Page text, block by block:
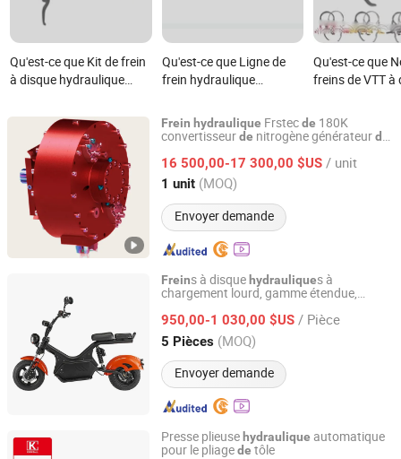
Qu'est-ce que Kit de frein
à disque hydraulique
avec 800mm tuyau de
frein et 160mm rotor en
acier inoxydable
Qu'est-ce que Ligne de
frein hydraulique
3/16" Flares inversés en
laiton mâles - 24" Long
Qu'est-ce que
freins de VTT à
monobloc,
hydrauliques
Frein hydraulique Frstecde 180K
convertisseurde nitrogène générateurde
16 500,00-17 300,00 $US / unit
1 unit (MOQ)
Envoyer demande
Shandong Furuishi Technology & Equipment Co., Ltd.
Shandong, China Depuis 2026
Freins à disque hydrauliques à
chargement lourd, gamme étendue,
voyages en famille
950,00-1 030,00 $US / Pièce
5 Pièces (MOQ)
Envoyer demande
Zhejiang Luqi Intelligent Technology Co., Ltd.
Zhejiang, China Depuis 2020
Presse plieuse hydraulique automatique
pour le pliagede tôle